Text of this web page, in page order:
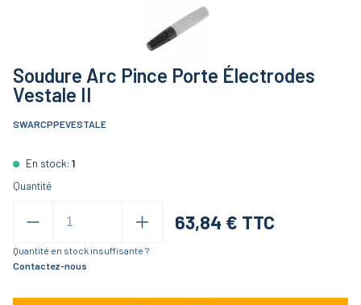
Soudure Arc Pince Porte Électrodes
Vestale II
SWARCPPEVESTALE
En stock: 1
Quantité
63,84 € TTC
Quantité en stock insuffisante ?
Contactez-nous